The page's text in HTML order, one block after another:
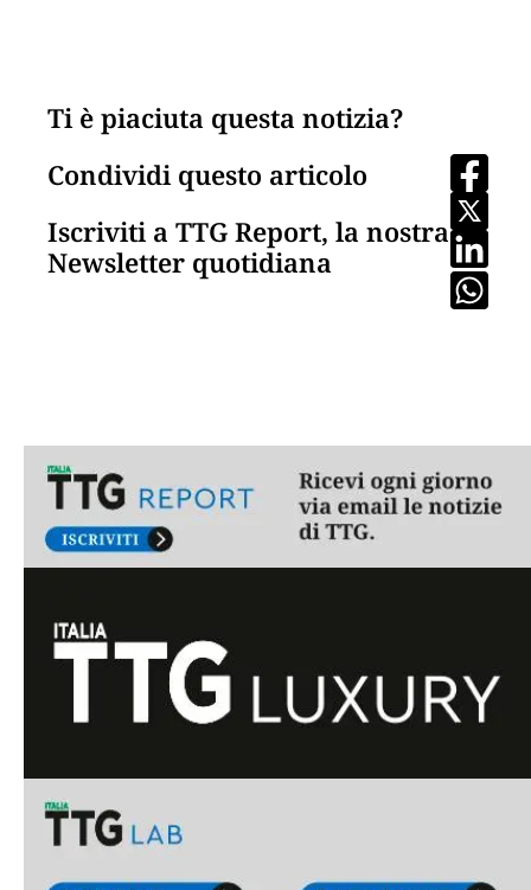
Ti è piaciuta questa notizia?
Condividi questo articolo
Iscriviti a TTG Report, la nostra
Newsletter quotidiana